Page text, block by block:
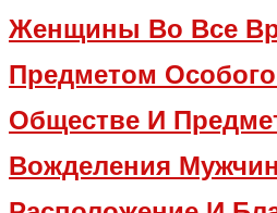
Женщины Во Все
Предметом
Обществе И
Вожделения